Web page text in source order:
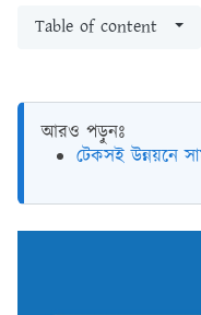
Table of content
আরও পড়ুনঃ
টেকসই উন্নয়নে